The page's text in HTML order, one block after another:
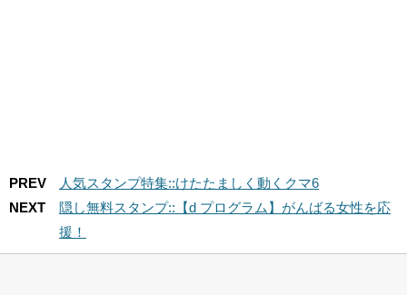
PREV
人気スタンプ特集::けたたましく動くクマ6
NEXT
隠し無料スタンプ::【d プログラム】がんばる女性を応
援！